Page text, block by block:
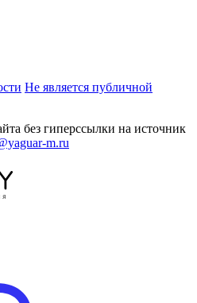
Не является публичной
без гиперссылки на источник
m.ru